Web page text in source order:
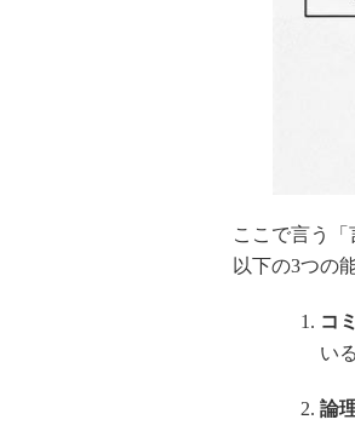
ここで言う
以下の3つの
コ
い
論